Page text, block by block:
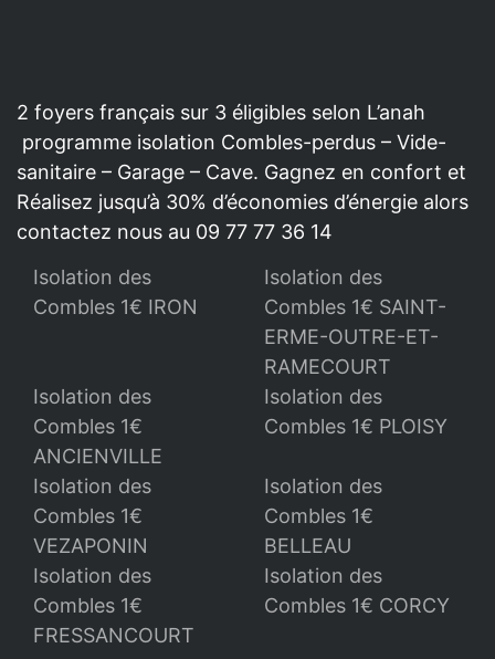
2 foyers français sur 3 éligibles selon L’anah
programme isolation Combles-perdus – Vide-
sanitaire – Garage – Cave. Gagnez en confort et
Réalisez jusqu’à 30% d’économies d’énergie alors
contactez nous au 09 77 77 36 14
Isolation des
Combles 1€ IRON
Isolation des
Combles 1€ SAINT-
ERME-OUTRE-ET-
RAMECOURT
Isolation des
Combles 1€
ANCIENVILLE
Isolation des
Combles 1€ PLOISY
Isolation des
Combles 1€
VEZAPONIN
Isolation des
Combles 1€
BELLEAU
Isolation des
Combles 1€
FRESSANCOURT
Isolation des
Combles 1€ CORCY